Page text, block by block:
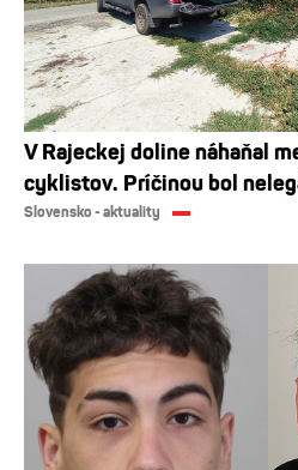
V Rajeckej doline náhaňal
cyklistov. Príčinou bol
Slovensko - aktuality